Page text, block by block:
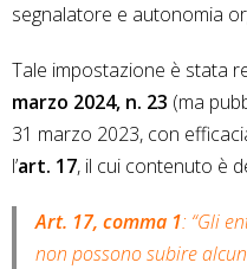
segnalatore e autonomia
Tale impostazione è stata
marzo 2024, n. 23 (ma
31 marzo 2023, con
l’art. 17, il cui contenuto è
Art. 17, comma 1: “Gli
non possono subire